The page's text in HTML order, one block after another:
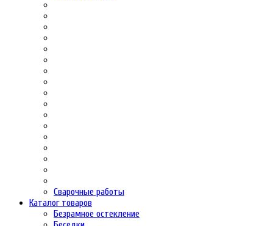
Сварочные работы
Каталог товаров
Безрамное остекление